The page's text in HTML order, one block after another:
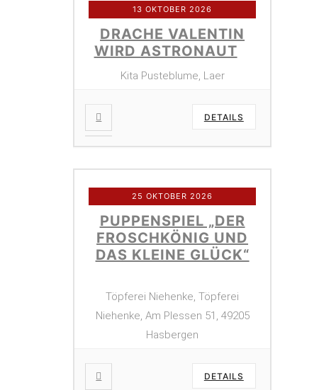
13 OKTOBER 2026
DRACHE VALENTIN
WIRD ASTRONAUT
Kita Pusteblume, Laer
DETAILS
25 OKTOBER 2026
PUPPENSPIEL „DER
FROSCHKÖNIG UND
DAS KLEINE GLÜCK“
Töpferei Niehenke, Töpferei
Niehenke, Am Plessen 51, 49205
Hasbergen
DETAILS